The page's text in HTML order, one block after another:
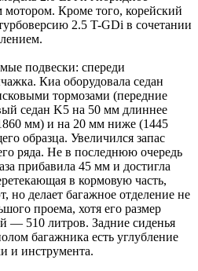
Кроме того, корейский
2.5 T-GDi в сочетании
подвески: спереди
Киа оборудовала седан
тормозами (передние
седан K5 на 50 мм длиннее
мм) и на 20 мм ниже (1445
образца. Увеличился запас
ряда. Не в последнюю очередь
прибавила 45 мм и достигла
в кормовую часть,
но делает багажное отделение не
проема, хотя его размер
— 510 литров. Задние сиденья
багажника есть углубление
и инструмента.